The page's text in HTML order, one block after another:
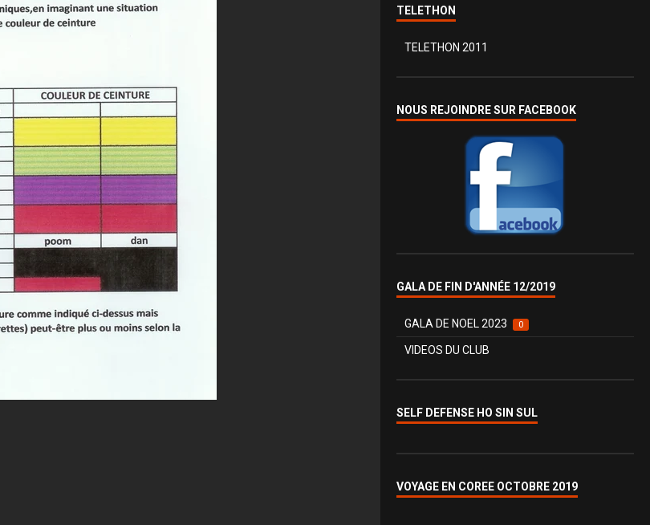
TELETHON
TELETHON 2011
NOUS REJOINDRE SUR FACEBOOK
GALA DE FIN D'ANNÉE 12/2019
GALA DE NOEL 2023 0
VIDEOS DU CLUB
SELF DEFENSE HO SIN SUL
VOYAGE EN COREE OCTOBRE 2019